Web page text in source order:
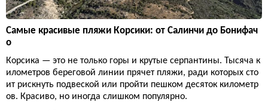
Самые красивые пляжи Корсики: от Салинчи до Бонифач
о
Корсика — это не только горы и крутые серпантины. Тысяча к
илометров береговой линии прячет пляжи, ради которых сто
ит рискнуть подвеской или пройти пешком десяток километр
ов. Красиво, но иногда слишком популярно.